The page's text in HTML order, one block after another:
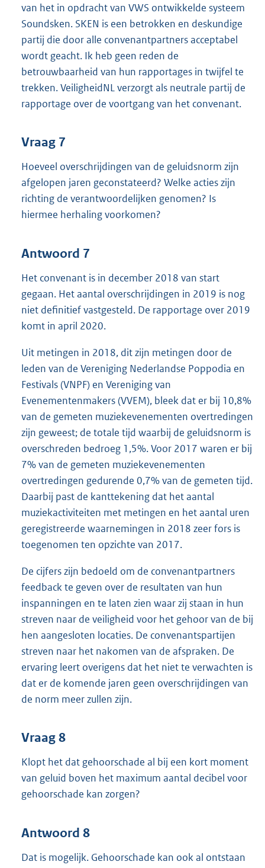
van het in opdracht van VWS ontwikkelde systeem
Soundsken. SKEN is een betrokken en deskundige
partij die door alle convenantpartners acceptabel
wordt geacht. Ik heb geen reden de
betrouwbaarheid van hun rapportages in twijfel te
trekken. VeiligheidNL verzorgt als neutrale partij de
rapportage over de voortgang van het convenant.
Vraag 7
Hoeveel overschrijdingen van de geluidsnorm zijn
afgelopen jaren geconstateerd? Welke acties zijn
richting de verantwoordelijken genomen? Is
hiermee herhaling voorkomen?
Antwoord 7
Het convenant is in december 2018 van start
gegaan. Het aantal overschrijdingen in 2019 is nog
niet definitief vastgesteld. De rapportage over 2019
komt in april 2020.
Uit metingen in 2018, dit zijn metingen door de
leden van de Vereniging Nederlandse Poppodia en
Festivals (VNPF) en Vereniging van
Evenementenmakers (VVEM), bleek dat er bij 10,8%
van de gemeten muziekevenementen overtredingen
zijn geweest; de totale tijd waarbij de geluidsnorm is
overschreden bedroeg 1,5%. Voor 2017 waren er bij
7% van de gemeten muziekevenementen
overtredingen gedurende 0,7% van de gemeten tijd.
Daarbij past de kanttekening dat het aantal
muziekactiviteiten met metingen en het aantal uren
geregistreerde waarnemingen in 2018 zeer fors is
toegenomen ten opzichte van 2017.
De cijfers zijn bedoeld om de convenantpartners
feedback te geven over de resultaten van hun
inspanningen en te laten zien waar zij staan in hun
streven naar de veiligheid voor het gehoor van de bij
hen aangesloten locaties. De convenantspartijen
streven naar het nakomen van de afspraken. De
ervaring leert overigens dat het niet te verwachten is
dat er de komende jaren geen overschrijdingen van
de norm meer zullen zijn.
Vraag 8
Klopt het dat gehoorschade al bij een kort moment
van geluid boven het maximum aantal decibel voor
gehoorschade kan zorgen?
Antwoord 8
Dat is mogelijk. Gehoorschade kan ook al ontstaan